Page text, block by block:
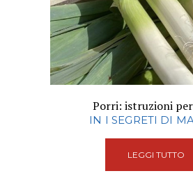
Porri: istruzioni
IN I SEGRETI DI
LEGGI TUTTO